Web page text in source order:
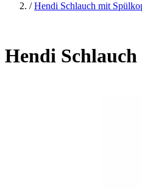
/ Hendi Schlauch mit
Hendi